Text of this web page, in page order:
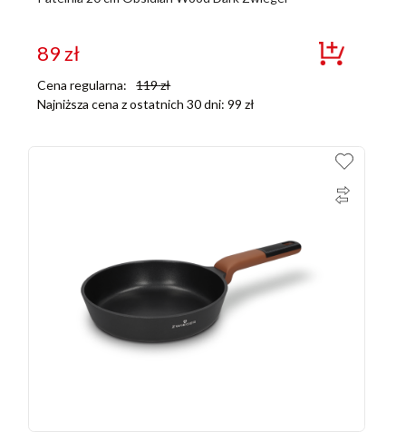
89zł
Cena regularna: 119zł
Najniższa cena z ostatnich 30 dni:99 zł